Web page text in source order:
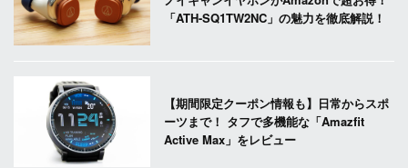
「ATH-SQ1TW2NC」の魅力を徹底解説！
【期間限定クーポン情報も】日常からスポ
ーツまで！ タフで多機能な「Amazfit
Active Max」をレビュー